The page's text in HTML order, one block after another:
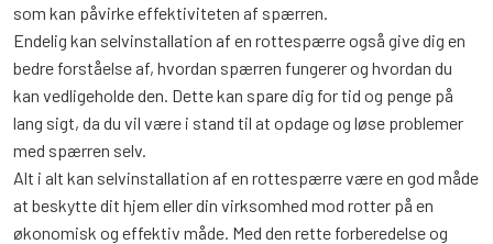
som kan påvirke effektiviteten af spærren.
Endelig kan selvinstallation af en rottespærre også give dig en
bedre forståelse af, hvordan spærren fungerer og hvordan du
kan vedligeholde den. Dette kan spare dig for tid og penge på
lang sigt, da du vil være i stand til at opdage og løse problemer
med spærren selv.
Alt i alt kan selvinstallation af en rottespærre være en god måde
at beskytte dit hjem eller din virksomhed mod rotter på en
økonomisk og effektiv måde. Med den rette forberedelse og